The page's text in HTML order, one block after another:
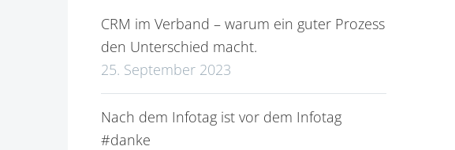
CRM im Verband – warum ein guter Prozess
den Unterschied macht.
25. September 2023
Nach dem Infotag ist vor dem Infotag
#danke